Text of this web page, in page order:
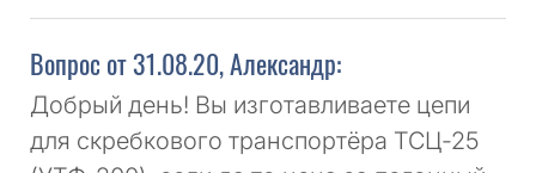
Вопрос от 31.08.20, Александр:
Добрый день! Вы изготавливаете цепи
для скребкового транспортёра ТСЦ-25